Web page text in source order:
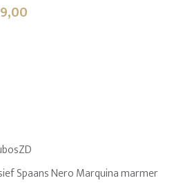
Spaans Nero Marquina marmer